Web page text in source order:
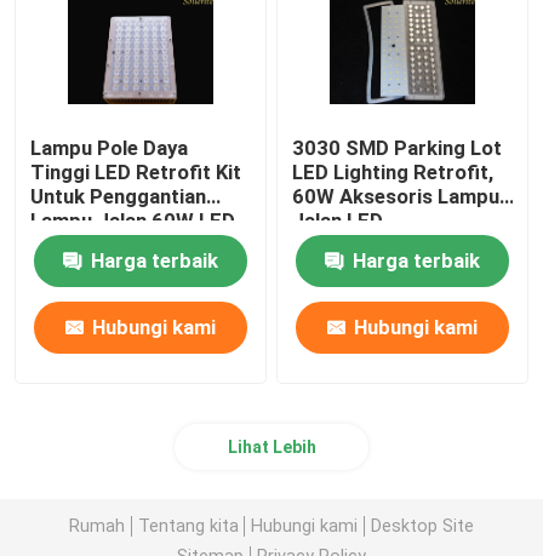
Lampu Pole Daya
Tinggi LED Retrofit Kit
Untuk Penggantian
Lampu Jalan 60W LED
Harga terbaik
Hubungi kami
3030 SMD Parking Lot
LED Lighting Retrofit,
60W Aksesoris Lampu
Jalan LED
Harga terbaik
Hubungi kami
Lihat Lebih
Rumah Tentang kita Hubungi kami
Desktop Site